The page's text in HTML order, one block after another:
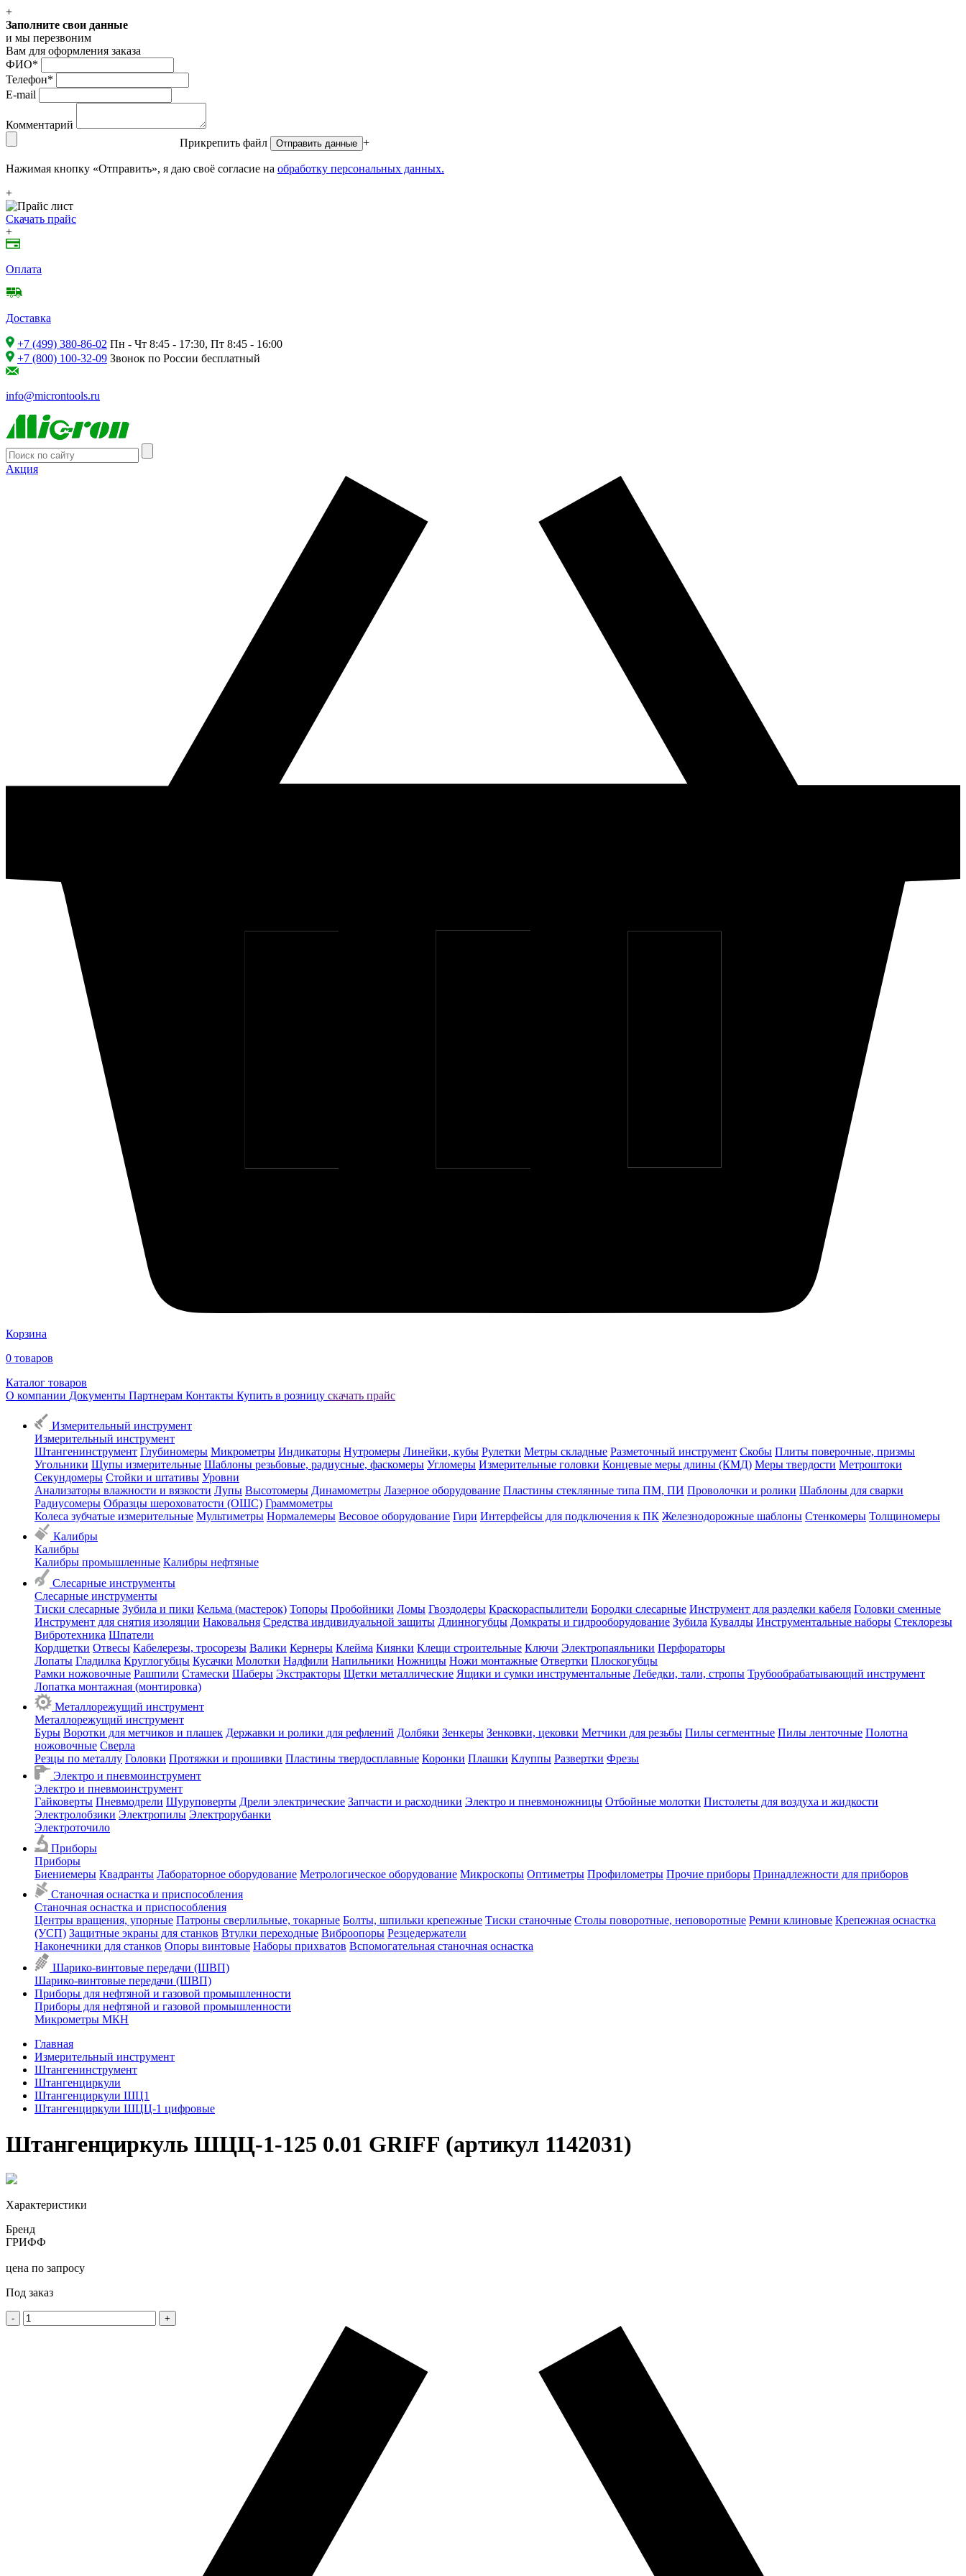
+
Заполните свои данные
и мы перезвоним
Вам для оформления заказа
ФИО*
Телефон*
E-mail
Комментарий
Прикрепить файл
Отправить данные +
Нажимая кнопку «Отправить», я даю своё согласие на обработку персональных данных.
+
Скачать прайс
+
Оплата
Доставка
+7 (499) 380-86-02 Пн - Чт 8:45 - 17:30, Пт 8:45 - 16:00
+7 (800) 100-32-09 Звонок по России бесплатный
info@microntools.ru
Акция
Корзина
0 товаров
Каталог товаров
О компании Документы Партнерам Контакты Купить в розницу скачать прайс
Измерительный инструмент
Измерительный инструмент
Штангенинструмент Глубиномеры Микрометры Индикаторы Нутромеры Линейки, кубы Рулетки Метры складные Разметочный инструмент Скобы Плиты поверочные, призмы
Угольники Щупы измерительные Шаблоны резьбовые, радиусные, фаскомеры Угломеры Измерительные головки Концевые меры длины (КМД) Меры твердости Метроштоки
Секундомеры Стойки и штативы Уровни
Анализаторы влажности и вязкости Лупы Высотомеры Динамометры Лазерное оборудование Пластины стеклянные типа ПМ, ПИ Проволочки и ролики Шаблоны для сварки
Радиусомеры Образцы шероховатости (ОШС) Граммометры
Колеса зубчатые измерительные Мультиметры Нормалемеры Весовое оборудование Гири Интерфейсы для подключения к ПК Железнодорожные шаблоны Стенкомеры Толщиномеры
Калибры
Калибры
Калибры промышленные Калибры нефтяные
Слесарные инструменты
Слесарные инструменты
Тиски слесарные Зубила и пики Кельма (мастерок) Топоры Пробойники Ломы Гвоздодеры Краскораспылители Бородки слесарные Инструмент для разделки кабеля Головки сменные
Инструмент для снятия изоляции Наковальня Средства индивидуальной защиты Длинногубцы Домкраты и гидрооборудование Зубила Кувалды Инструментальные наборы Стеклорезы
Вибротехника Шпатели
Кордщетки Отвесы Кабелерезы, тросорезы Валики Кернеры Клейма Киянки Клещи строительные Ключи Электропаяльники Перфораторы
Лопаты Гладилка Круглогубцы Кусачки Молотки Надфили Напильники Ножницы Ножи монтажные Отвертки Плоскогубцы
Рамки ножовочные Рашпили Стамески Шаберы Экстракторы Щетки металлические Ящики и сумки инструментальные Лебедки, тали, стропы Трубообрабатывающий инструмент
Лопатка монтажная (монтировка)
Металлорежущий инструмент
Металлорежущий инструмент
Буры Воротки для метчиков и плашек Державки и ролики для рефлений Долбяки Зенкеры Зенковки, цековки Метчики для резьбы Пилы сегментные Пилы ленточные Полотна
ножовочные Сверла
Резцы по металлу Головки Протяжки и прошивки Пластины твердосплавные Коронки Плашки Клуппы Развертки Фрезы
Электро и пневмоинструмент
Электро и пневмоинструмент
Гайковерты Пневмодрели Шуруповерты Дрели электрические Запчасти и расходники Электро и пневмоножницы Отбойные молотки Пистолеты для воздуха и жидкости
Электролобзики Электропилы Электрорубанки
Электроточило
Приборы
Приборы
Биениемеры Квадранты Лабораторное оборудование Метрологическое оборудование Микроскопы Оптиметры Профилометры Прочие приборы Принадлежности для приборов
Станочная оснастка и приспособления
Станочная оснастка и приспособления
Центры вращения, упорные Патроны сверлильные, токарные Болты, шпильки крепежные Тиски станочные Столы поворотные, неповоротные Ремни клиновые Крепежная оснастка
(УСП) Защитные экраны для станков Втулки переходные Виброопоры Резцедержатели
Наконечники для станков Опоры винтовые Наборы прихватов Вспомогательная станочная оснастка
Шарико-винтовые передачи (ШВП)
Шарико-винтовые передачи (ШВП)
Приборы для нефтяной и газовой промышленности
Приборы для нефтяной и газовой промышленности
Микрометры МКН
Главная
Измерительный инструмент
Штангенинструмент
Штангенциркули
Штангенциркули ШЦ1
Штангенциркули ШЦЦ-1 цифровые
Штангенциркуль ШЦЦ-1-125 0.01 GRIFF (артикул 1142031)
Характеристики
Бренд
ГРИФФ
цена по запросу
Под заказ